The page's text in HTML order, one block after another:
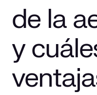
La mirada Cuerva
Trabaja en Cuerva
Prensa
Distribución
Smart Services
Smart Solutions
Comunidad
Blog
Recursos
de la
y